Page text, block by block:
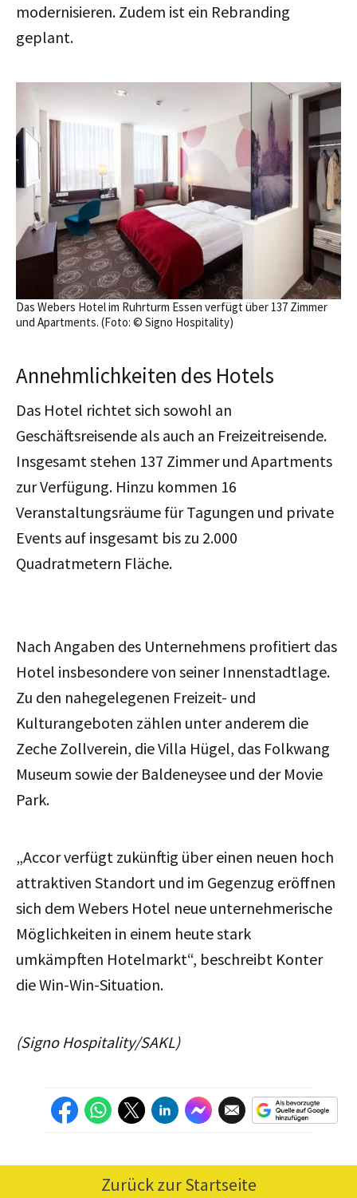
modernisieren. Zudem ist ein Rebranding
geplant.
Das Webers Hotel im Ruhrturm Essen verfügt über 137 Zimmer
und Apartments. (Foto: © Signo Hospitality)
Annehmlichkeiten des Hotels
Das Hotel richtet sich sowohl an
Geschäftsreisende als auch an Freizeitreisende.
Insgesamt stehen 137 Zimmer und Apartments
zur Verfügung. Hinzu kommen 16
Veranstaltungsräume für Tagungen und private
Events auf insgesamt bis zu 2.000
Quadratmetern Fläche.
Nach Angaben des Unternehmens profitiert das
Hotel insbesondere von seiner Innenstadtlage.
Zu den nahegelegenen Freizeit- und
Kulturangeboten zählen unter anderem die
Zeche Zollverein, die Villa Hügel, das Folkwang
Museum sowie der Baldeneysee und der Movie
Park.
„Accor verfügt zukünftig über einen neuen hoch
attraktiven Standort und im Gegenzug eröffnen
sich dem Webers Hotel neue unternehmerische
Möglichkeiten in einem heute stark
umkämpften Hotelmarkt“, beschreibt Konter
die Win-Win-Situation.
(Signo Hospitality/SAKL)
Zurück zur Startseite